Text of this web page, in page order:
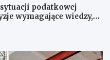
podatkowej
wymagające wiedzy,